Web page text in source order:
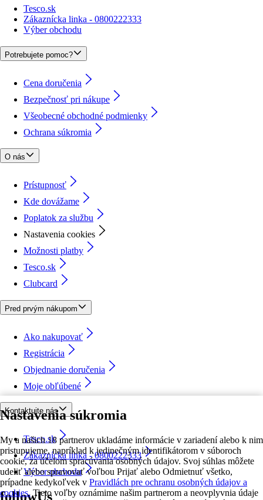
Nastavenia súkromia
My a našich 18 partnerov ukladáme informácie v zariadení alebo k nim
pristupujeme, napríklad k jedinečným identifikátorom v súboroch
cookie, za účelom spracúvania osobných údajov. Svoj súhlas môžete
udeliť alebo spravovať voľbou Prijať alebo Odmietnuť všetko,
prípadne kedykoľvek v Pravidlách pre ochranu osobných údajov a
cookies. Tieto voľby oznámime našim partnerom a neovplyvnia údaje
Tesco.sk
Zákaznícka linka - 0800222333
Výber obchodu
Potrebujete pomoc?
Cena doručenia
Bezpečnosť pri nákupe
Všeobecné obchodné podmienky
Ochrana súkromia
O nás
Prístupnosť
Kde dovážame
Poplatok za službu
Nastavenia cookies
Možnosti platby
Tesco.sk
Clubcard
Pred prvým nákupom
Ako nakupovať
Registrácia
Objednanie doručenia
Moje obľúbené
Kontaktujte nás
Tesco.sk
Zákaznícka linka - 0800222333
Výber obchodu
followUs